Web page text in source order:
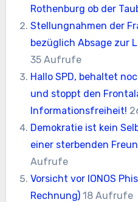
Rothenburg ob der
Stellungnahmen der
bezüglich Absage zur
35 Aufrufe
Hallo SPD, behaltet
und stoppt den
Informationsfreiheit!
Demokratie ist kein
einer sterbenden
Aufrufe
Vorsicht vor IONOS
Rechnung) 18 Aufrufe